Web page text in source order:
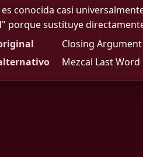
es conocida casi
porque sustituye
Closing Argument
Mezcal Last Word